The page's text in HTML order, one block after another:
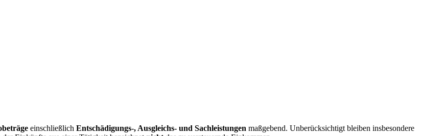
einschließlich Entschädigungs-, Ausgleichs- und Sachleistungen maßgebend. Unberücksichtigt bleiben insbesondere